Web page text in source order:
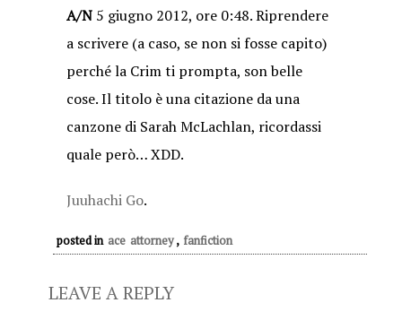
A/N 5 giugno 2012, ore 0:48. Riprendere
a scrivere (a caso, se non si fosse capito)
perché la Crim ti prompta, son belle
cose. Il titolo è una citazione da una
canzone di Sarah McLachlan, ricordassi
quale però… XDD.
Juuhachi Go.
posted in ace attorney, fanfiction
LEAVE A REPLY